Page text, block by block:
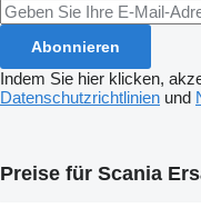
Abonnieren
Indem Sie hier klicken,
Datenschutzrichtlinien und
Preise für Scania